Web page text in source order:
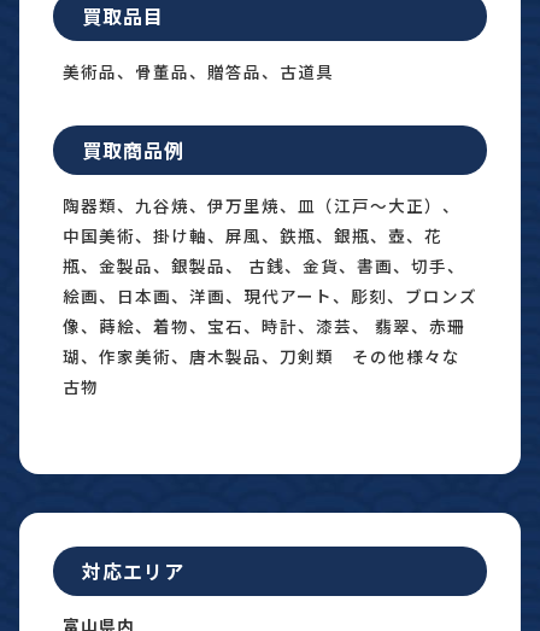
買取品目
美術品、骨董品、贈答品、古道具
買取商品例
陶器類、九谷焼、伊万里焼、皿（江戸〜大正）、
中国美術、掛け軸、屏風、鉄瓶、銀瓶、壺、花
瓶、金製品、銀製品、 古銭、金貨、書画、切手、
絵画、日本画、洋画、現代アート、彫刻、ブロンズ
像、蒔絵、着物、宝石、時計、漆芸、 翡翠、赤珊
瑚、作家美術、唐木製品、刀剣類 その他様々な
古物
対応エリア
富山県内